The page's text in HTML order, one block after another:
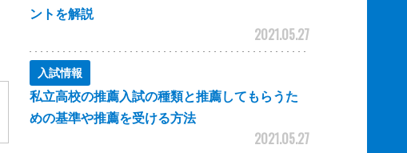
ントを解説
2021.05.27
入試情報
私立高校の推薦入試の種類と推薦してもらうた
めの基準や推薦を受ける方法
2021.05.27